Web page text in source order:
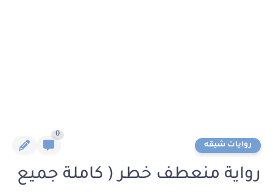
روايات شيقه
0
رواية منعطف خطر ( كاملة جميع